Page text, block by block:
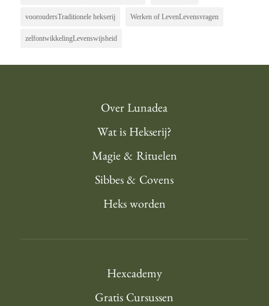
vooroudersTraditionele hekserij Werken of LevenLevensvragen
zelfontwikkelingLevenswijsheid
Over Lunadea
Wat is Hekserij?
Magie & Rituelen
Sibbes & Covens
Heks worden
Hexcademy
Gratis Cursussen